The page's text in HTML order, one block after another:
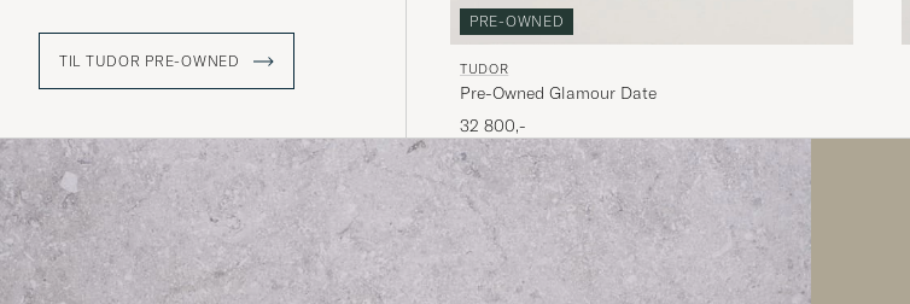
I likhet med Rolex har Tudor-klokker
blitt brukt av dykkere, militære
spesialstyrker og
oppdagelsesreisende gjennom hele
ikoniske kjennetegnet ved Tudor
dykkerklokker er de diamantformede
viserne, kjent i klokkeverdenen som
"snowflake". I dag oppnår både nye og
mye eldre Tudor-klokker
bemerkelsesverdige priser på
bruktmarkedet, og er alltid en god
investering.
TIL TUDOR PRE-OWNED
PRE-OWNED
TUDOR
Pre-Owned Glamour Date
32 800,-